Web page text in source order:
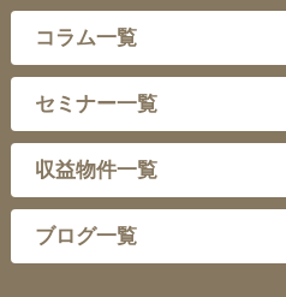
コラム一覧
セミナー一覧
収益物件一覧
ブログ一覧